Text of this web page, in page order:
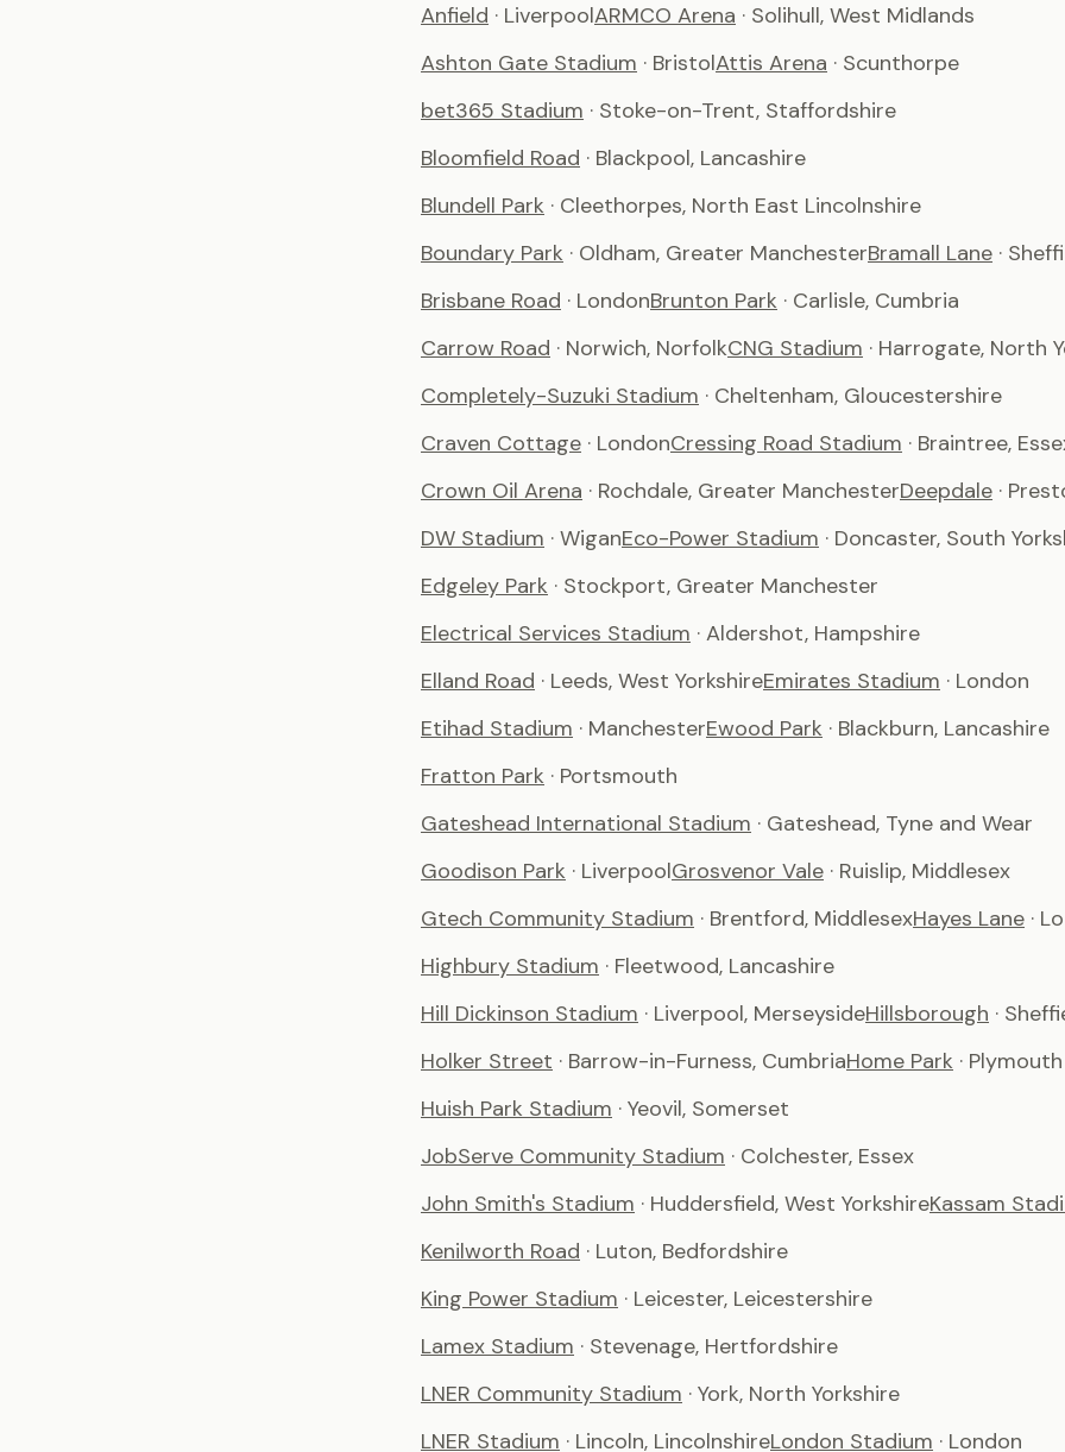
Anfield · LiverpoolARMCO Arena · Solihull, West Midlands
Ashton Gate Stadium · BristolAttis Arena · Scunthorpe
bet365 Stadium · Stoke-on-Trent, Staffordshire
Bloomfield Road · Blackpool, Lancashire
Blundell Park · Cleethorpes, North East Lincolnshire
Boundary Park · Oldham, Greater ManchesterBramall Lane ·
Brisbane Road · LondonBrunton Park · Carlisle, Cumbria
Carrow Road · Norwich, NorfolkCNG Stadium · Harrogate, North
Completely-Suzuki Stadium · Cheltenham, Gloucestershire
Craven Cottage · LondonCressing Road Stadium · Braintree,
Crown Oil Arena · Rochdale, Greater ManchesterDeepdale ·
DW Stadium · WiganEco-Power Stadium · Doncaster, South
Edgeley Park · Stockport, Greater Manchester
Electrical Services Stadium · Aldershot, Hampshire
Elland Road · Leeds, West YorkshireEmirates Stadium · London
Etihad Stadium · ManchesterEwood Park · Blackburn, Lancashire
Fratton Park · Portsmouth
Gateshead International Stadium · Gateshead, Tyne and Wear
Goodison Park · LiverpoolGrosvenor Vale · Ruislip, Middlesex
Gtech Community Stadium · Brentford, MiddlesexHayes Lane ·
Highbury Stadium · Fleetwood, Lancashire
Hill Dickinson Stadium · Liverpool, MerseysideHillsborough ·
Holker Street · Barrow-in-Furness, CumbriaHome Park · Plymouth
Huish Park Stadium · Yeovil, Somerset
JobServe Community Stadium · Colchester, Essex
John Smith's Stadium · Huddersfield, West YorkshireKassam
Kenilworth Road · Luton, Bedfordshire
King Power Stadium · Leicester, Leicestershire
Lamex Stadium · Stevenage, Hertfordshire
LNER Community Stadium · York, North Yorkshire
LNER Stadium · Lincoln, LincolnshireLondon Stadium · London